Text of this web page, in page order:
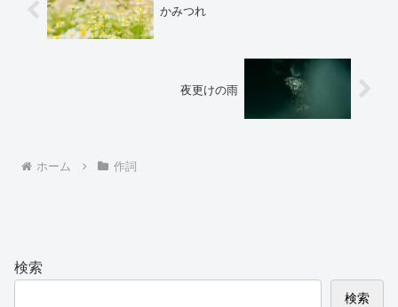
かみつれ
夜更けの雨
ホーム 作詞
検索
検索